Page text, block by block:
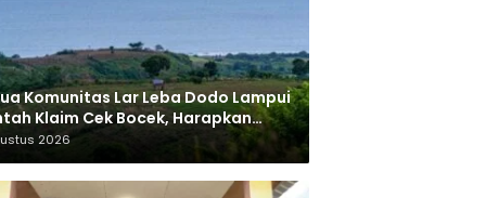
Komunitas Lar Leba Dodo Lampui
Klaim Cek Bocek, Harapkan
Beri Akses ke Makam Leluhur
2026